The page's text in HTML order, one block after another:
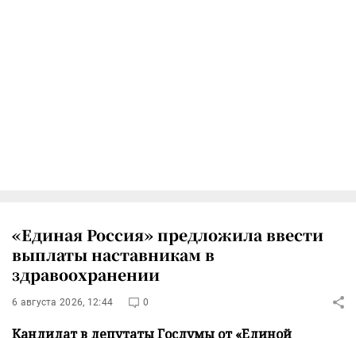
«Единая Россия» предложила ввести
выплаты наставникам в
здравоохранении
6 августа 2026, 12:44 0
Кандидат в депутаты Госдумы от «Единой